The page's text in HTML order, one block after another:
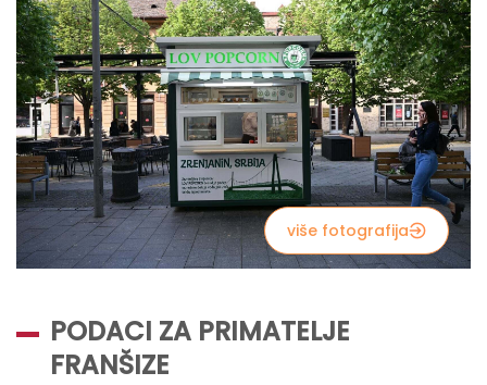
više fotografija
PODACI ZA PRIMATELJE
FRANŠIZE